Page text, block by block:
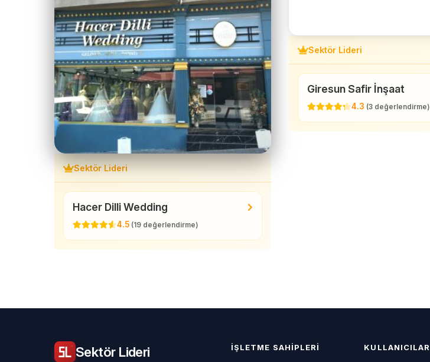
Sektör Lideri
Hacer Dilli Wedding
4.5 (19 değerlendirme)
Sektör Lideri
Giresun Safir İnşaat
4.3 (3 değerlendirme)
Sektör Lideri İŞLETME SAHIPLERI KULLANICILAR